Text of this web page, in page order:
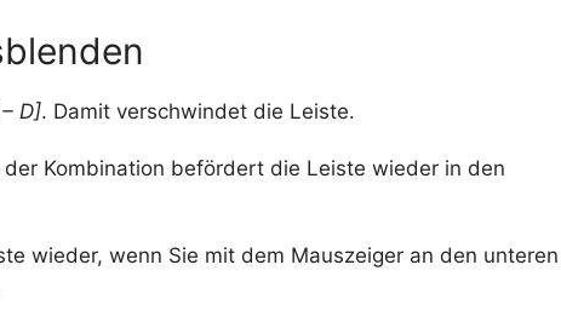
D]. Damit verschwindet die Leiste.
der Kombination befördert die Leiste wieder in den
wieder, wenn Sie mit dem Mauszeiger an den unteren